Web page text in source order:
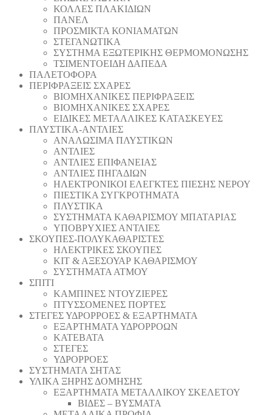
ΚΟΛΛΕΣ ΠΛΑΚΙΔΙΩΝ
ΠΑΝΕΛ
ΠΡΟΣΜΙΚΤΑ ΚΟΝΙΑΜΑΤΩΝ
ΣΤΕΓΑΝΩΤΙΚΑ
ΣΥΣΤΗΜΑ ΕΞΩΤΕΡΙΚΗΣ ΘΕΡΜΟΜΟΝΩΣΗΣ
ΤΣΙΜΕΝΤΟΕΙΔΗ ΔΑΠΕΔΑ
ΠΑΛΕΤΟΦΟΡΑ
ΠΕΡΙΦΡΑΞΕΙΣ ΣΧΑΡΕΣ
ΒΙΟΜΗΧΑΝΙΚΕΣ ΠΕΡΙΦΡΑΞΕΙΣ
ΒΙΟΜΗΧΑΝΙΚΕΣ ΣΧΑΡΕΣ
ΕΙΔΙΚΕΣ ΜΕΤΑΛΛΙΚΕΣ ΚΑΤΑΣΚΕΥΕΣ
ΠΛΥΣΤΙΚΑ-ΑΝΤΛΙΕΣ
ΑΝΑΛΩΣΙΜΑ ΠΛΥΣΤΙΚΩΝ
ΑΝΤΛΙΕΣ
ΑΝΤΛΙΕΣ ΕΠΙΦΑΝΕΙΑΣ
ΑΝΤΛΙΕΣ ΠΗΓΑΔΙΩΝ
ΗΛΕΚΤΡΟΝΙΚΟΙ ΕΛΕΓΚΤΕΣ ΠΙΕΣΗΣ ΝΕΡΟΥ
ΠΙΕΣΤΙΚΑ ΣΥΓΚΡΟΤΗΜΑΤΑ
ΠΛΥΣΤΙΚΑ
ΣΥΣΤΗΜΑΤΑ ΚΑΘΑΡΙΣΜΟΥ ΜΠΑΤΑΡΙΑΣ
ΥΠΟΒΡΥΧΙΕΣ ΑΝΤΛΙΕΣ
ΣΚΟΥΠΕΣ-ΠΟΛΥΚΑΘΑΡΙΣΤΕΣ
ΗΛΕΚΤΡΙΚΕΣ ΣΚΟΥΠΕΣ
ΚΙΤ & ΑΞΕΣΟΥΑΡ ΚΑΘΑΡΙΣΜΟΥ
ΣΥΣΤΗΜΑΤΑ ΑΤΜΟΥ
ΣΠΙΤΙ
ΚΑΜΠΙΝΕΣ ΝΤΟΥΖΙΕΡΕΣ
ΠΤΥΣΣΟΜΕΝΕΣ ΠΟΡΤΕΣ
ΣΤΕΓΕΣ ΥΔΡΟΡΡΟΕΣ & ΕΞΑΡΤΗΜΑΤΑ
ΕΞΑΡΤΗΜΑΤΑ ΥΔΡΟΡΡΟΩΝ
ΚΑΤΕΒΑΤΑ
ΣΤΕΓΕΣ
ΥΔΡΟΡΡΟΕΣ
ΣΥΣΤΗΜΑΤΑ ΣΗΤΑΣ
ΥΛΙΚΑ ΞΗΡΗΣ ΔΟΜΗΣΗΣ
ΕΞΑΡΤΗΜΑΤΑ ΜΕΤΑΛΛΙΚΟΥ ΣΚΕΛΕΤΟΥ
ΒΙΔΕΣ – ΒΥΣΜΑΤΑ